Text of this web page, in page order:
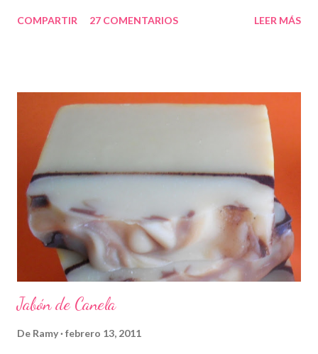
COMPARTIR 27 COMENTARIOS LEER MÁS
Jabón de Canela
De Ramy febrero 13, 2011